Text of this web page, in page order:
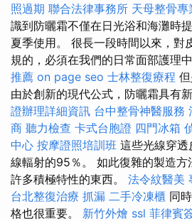
照過期 聯合法律事務所 天母整骨專
識到防曬霜不僅在日光浴和海灘時
夏季使用。 很長一段時間以來，對
規的，必須在我們的日常面部護理
推薦 on page seo 士林整復療程
由於創新的現代公式，防曬霜具有
證辦理詳細資訊 台中整骨神醫服務
商 聽力檢查 卡式台胞證 四門冰箱
中心 按摩證照培訓班 這些光線穿
線輻射的95％。 如此復雜的製造方
許多積極特性的東西。 法令紋醫美
台北整復治療 抓漏 二手冷凍櫃 同
格也很重要。 新竹外燴 ssl 菲律賓